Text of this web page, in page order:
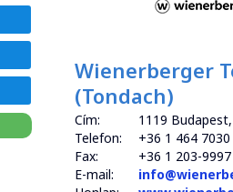
Wienerberger
(Tondach)
Cím:
1119
Telefon:
+36 1 464 7030
Fax:
+36 1 203-9997
E-mail: